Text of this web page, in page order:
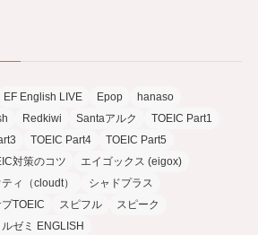
EF English LIVE Epop
hanaso
Redkiwi Santaアルク
TOEIC Part1
TOEIC Part4
TOEIC Part5
対策のコツ
エイゴックス (eigox)
ィ（cloudt）
シャドプラス
TOEIC スピフル
スピーク
ゼミ ENGLISH